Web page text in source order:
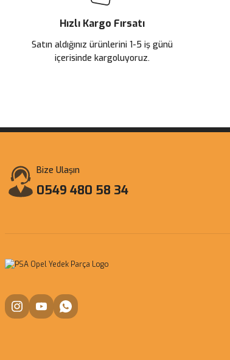
Ürün fiyatı diğer sitelerden daha pahalı.
Bu ürüne benzer farklı alternatifler olmalı.
Hızlı Kargo Fırsatı
Satın aldığınız ürünlerini 1-5 iş günü
içerisinde kargoluyoruz.
Bize Ulaşın
0549 480 58 34